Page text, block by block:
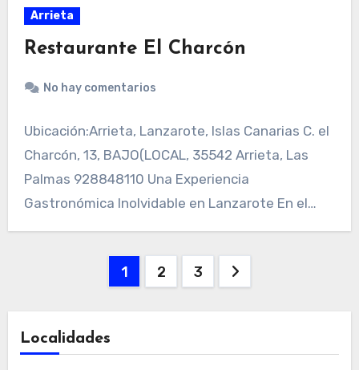
Arrieta
Restaurante El Charcón
No hay comentarios
Ubicación:Arrieta, Lanzarote, Islas Canarias C. el
Charcón, 13, BAJO(LOCAL, 35542 Arrieta, Las
Palmas 928848110 Una Experiencia
Gastronómica Inolvidable en Lanzarote En el…
Paginación
entradas
1 2 3
Localidades